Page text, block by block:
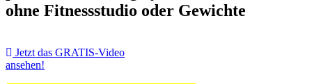
ohne Fitnessstudio oder Gewichte
Jetzt das GRATIS-Video
ansehen!